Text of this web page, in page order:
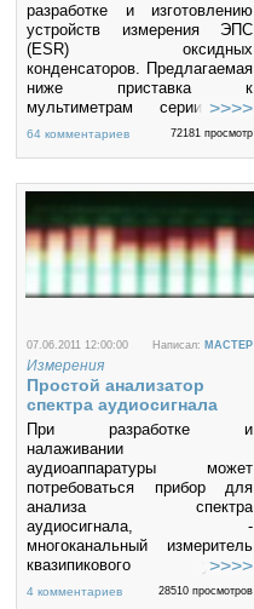
разработке и изготовлению
устройств измерения ЭПС
(ESR) оксидных
конденсаторов. Предлагаемая
ниже приставка к
мультиметрам серии 83х
продолжает эту тему.
Мультиметры, далее
популярны среди
радиолюбителей из-за
доступной цены и
приемлемой точности
измерений.
64 комментариев 72181 просмотр
07.06.2011 12:00:00 Написал: MACTEP
Измерения
Простой анализатор
спектра аудиосигнала
При разработке и
налаживании
аудиоаппаратуры может
потребоваться прибор для
анализа спектра
аудиосигнала, -
многоканальный измеритель
квазипикового уровня
сигнала, - анализатор
спектра, прибор позволяющий
4 комментариев 28510 просмотров